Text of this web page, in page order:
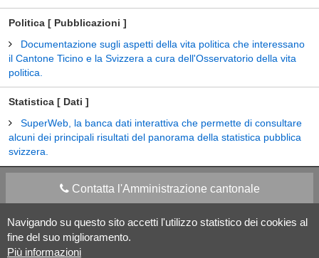
Navigando su questo sito accetti l'utilizzo statistico dei cookies al
fine del suo miglioramento.
Più informazioni
Politica [ Pubblicazioni ]
Documentazione sugli aspetti della vita politica che interessano
il Cantone Ticino e la Svizzera a cura dell'Osservatorio della vita
politica.
Statistica [ Dati ]
SuperWeb, la banca dati interattiva che permette di consultare
alcuni dei principali risultati del panorama della statistica pubblica
svizzera.
Contatta l'Amministrazione cantonale
Apps Mobile Social media